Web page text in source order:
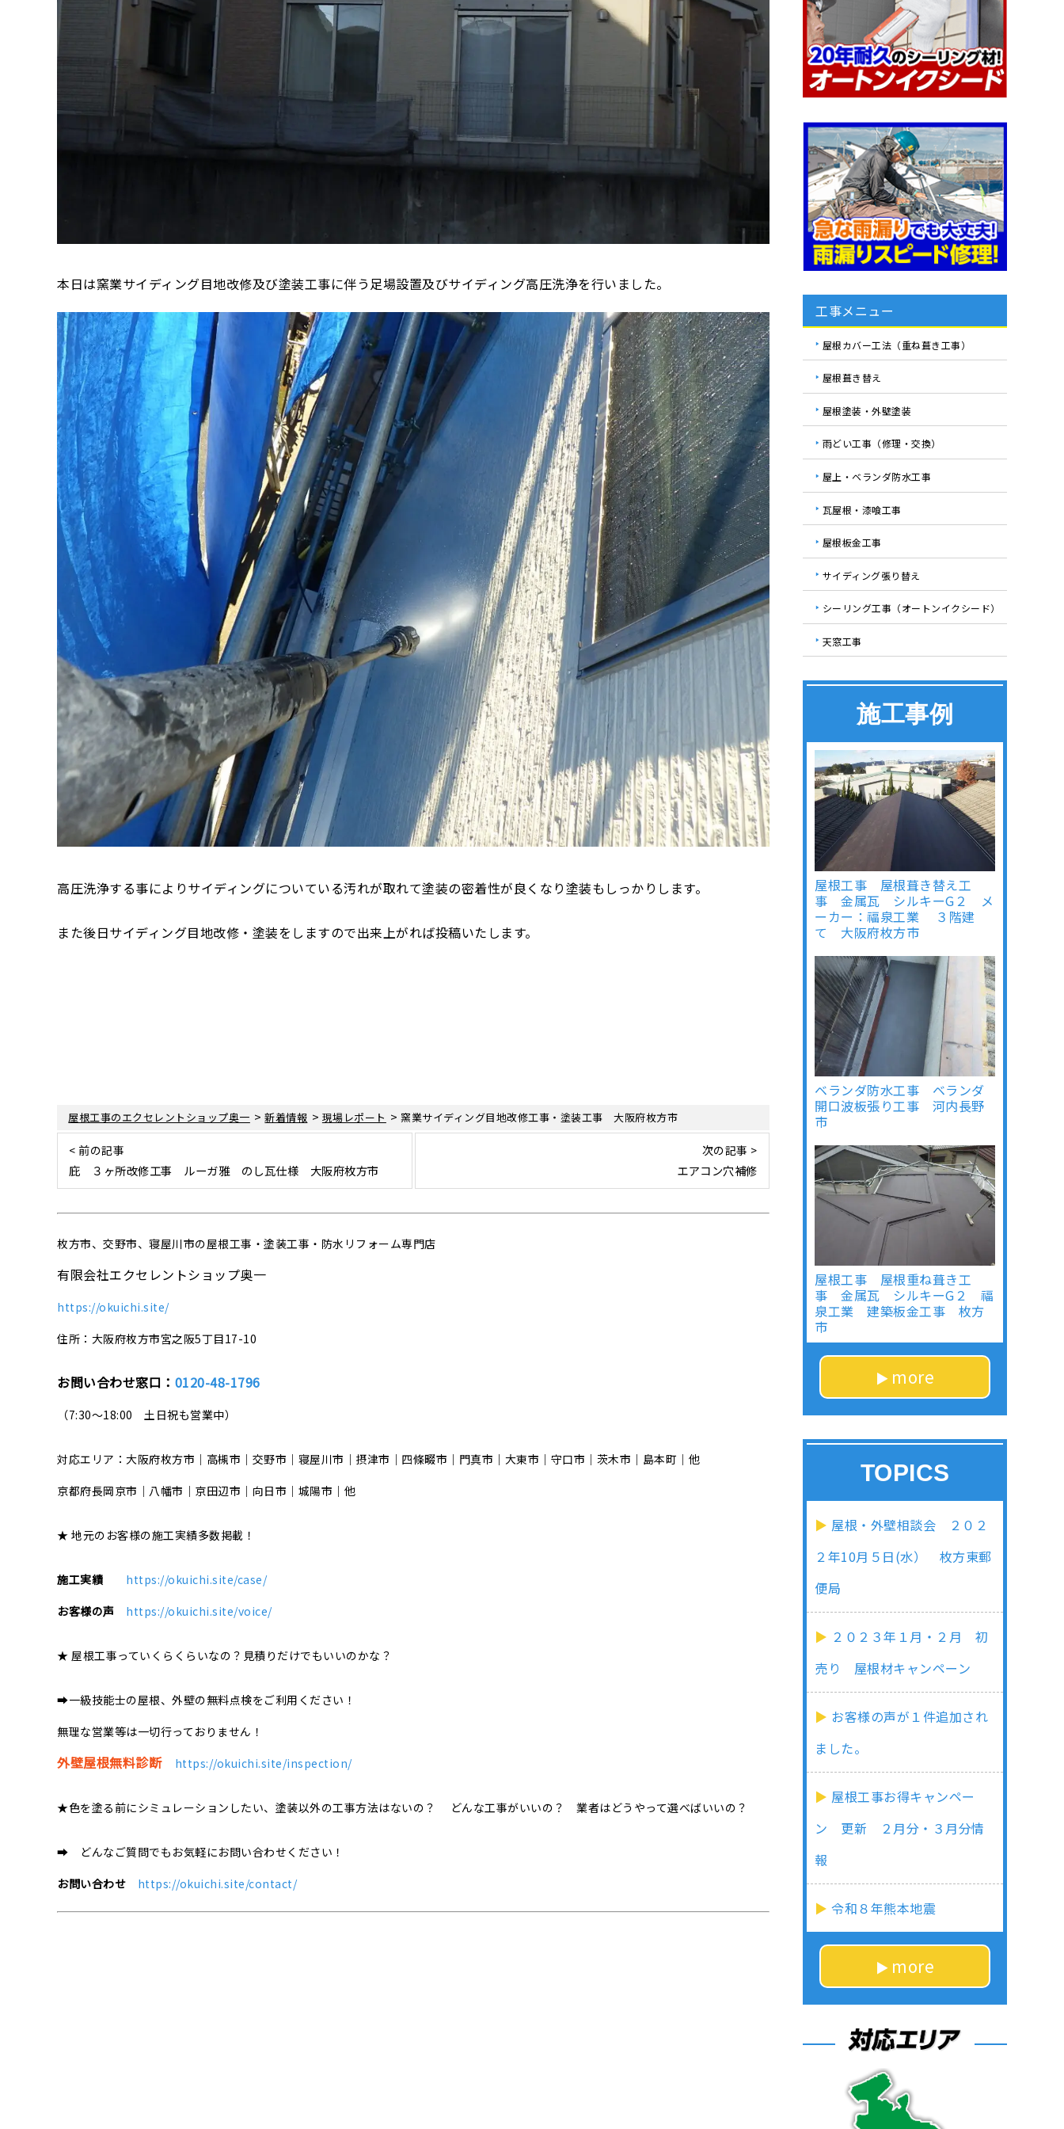
本日は窯業サイディング目地改修及び塗装工事に伴う足場設置及びサイディング高圧洗浄を行いました。
高圧洗浄する事によりサイディングについている汚れが取れて塗装の密着性が良くなり塗装もしっかりします。
また後日サイディング目地改修・塗装をしますので出来上がれば投稿いたします。
屋根工事のエクセレントショップ奥一 >新着情報 > 現場レポート >窯業サイディング目地改修工事・塗装工事 大阪府枚方市
< 前の記事
庇 ３ヶ所改修工事 ルーガ雅 のし瓦仕様 大阪府枚方市
次の記事 >
エアコン穴補修
枚方市、交野市、寝屋川市の屋根工事・塗装工事・防水リフォーム専門店
有限会社エクセレントショップ奥一
https://okuichi.site/
住所：大阪府枚方市宮之阪5丁目17-10
お問い合わせ窓口： 0120-48-1796
（7:30～18:00 土日祝も営業中）
対応エリア：大阪府枚方市｜高槻市｜交野市｜寝屋川市｜摂津市｜四條畷市｜門真市｜大東市｜守口市｜茨木市｜島本町｜他
京都府長岡京市｜八幡市｜京田辺市｜向日市｜城陽市｜他
★ 地元のお客様の施工実績多数掲載！
施工実績
https://okuichi.site/case/
お客様の声
https://okuichi.site/voice/
★ 屋根工事っていくらくらいなの？見積りだけでもいいのかな？
➡一級技能士の屋根、外壁の無料点検をご利用ください！
無理な営業等は一切行っておりません！
外壁屋根無料診断 https://okuichi.site/inspection/
★色を塗る前にシミュレーションしたい、塗装以外の工事方法はないの？ どんな工事がいいの？ 業者はどうやって選べばいいの？
➡ どんなご質問でもお気軽にお問い合わせください！
お問い合わせ
https://okuichi.site/contact/
工事メニュー
屋根カバー工法（重ね葺き工事）
屋根葺き替え
屋根塗装・外壁塗装
雨どい工事（修理・交換）
屋上・ベランダ防水工事
瓦屋根・漆喰工事
屋根板金工事
サイディング張り替え
シーリング工事（オートンイクシード）
天窓工事
施工事例
屋根工事 屋根葺き替え工
事 金属瓦 シルキーG２ メ
ーカー：福泉工業 ３階建
て 大阪府枚方市
ベランダ防水工事 ベランダ
開口波板張り工事 河内長野
市
屋根工事 屋根重ね葺き工
事 金属瓦 シルキーG２ 福
泉工業 建築板金工事 枚方
市
more
TOPICS
屋根・外壁相談会 ２０２
２年10月５日(水） 枚方東郵
便局
２０２３年１月・２月 初
売り 屋根材キャンペーン
お客様の声が１件追加され
ました。
屋根工事お得キャンペー
ン 更新 ２月分・３月分情
報
令和８年熊本地震
more